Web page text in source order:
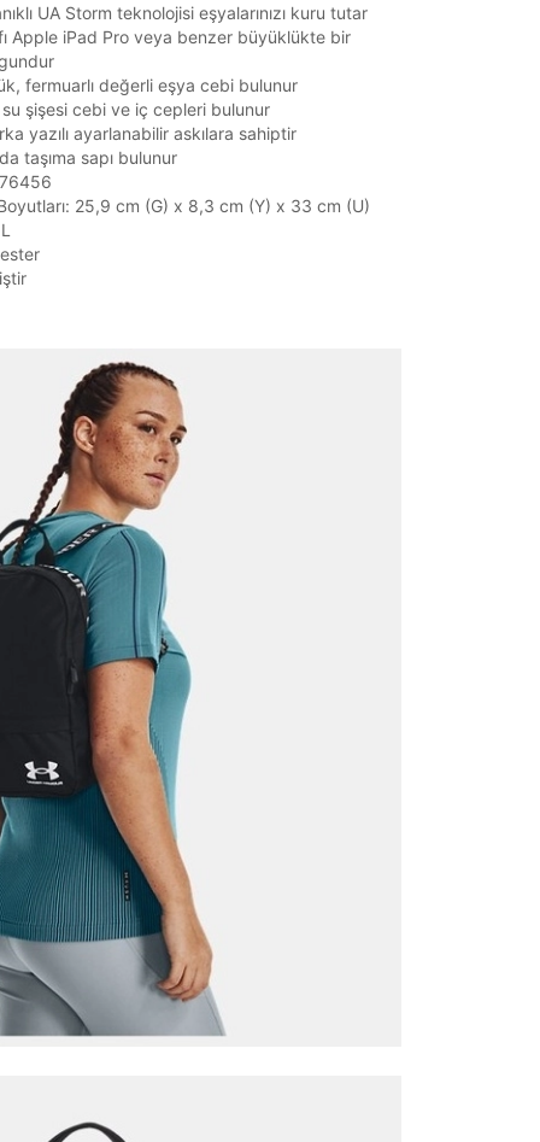
UA Storm teknolojisi eşyalarınızı kuru tutar
Apple iPad Pro veya benzer büyüklükte bir
fermuarlı değerli eşya cebi bulunur
su şişesi cebi ve iç cepleri bulunur
yazılı ayarlanabilir askılara sahiptir
taşıma sapı bulunur
25,9 cm (G) x 8,3 cm (Y) x 33 cm (U)